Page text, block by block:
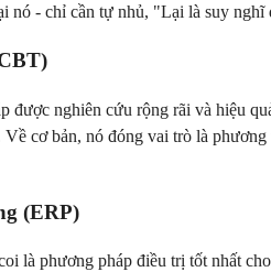
nó - chỉ cần tự nhủ, "Lại là suy
được nghiên cứu rộng rãi và hiệu
Về cơ bản, nó đóng vai trò là
(ERP)
là phương pháp điều trị tốt nhất